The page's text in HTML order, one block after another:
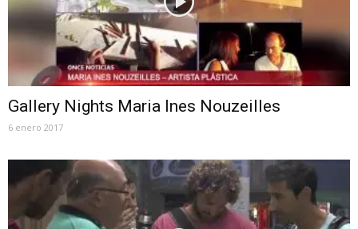
Gallery Nights Maria Ines Nouzeilles
6 enero 2017